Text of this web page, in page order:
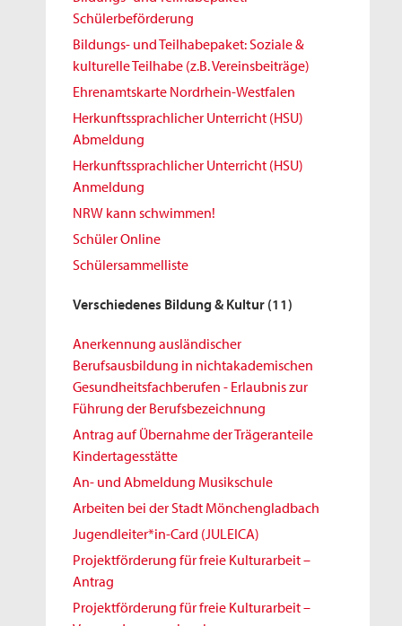
Schülerbeförderung
Bildungs- und Teilhabepaket: Soziale &
kulturelle Teilhabe (z.B. Vereinsbeiträge)
Ehrenamtskarte Nordrhein-Westfalen
Herkunftssprachlicher Unterricht (HSU)
Abmeldung
Herkunftssprachlicher Unterricht (HSU)
Anmeldung
NRW kann schwimmen!
Schüler Online
Schülersammelliste
Verschiedenes Bildung & Kultur (11)
Anerkennung ausländischer
Berufsausbildung in nichtakademischen
Gesundheitsfachberufen - Erlaubnis zur
Führung der Berufsbezeichnung
Antrag auf Übernahme der Trägeranteile
Kindertagesstätte
An- und Abmeldung Musikschule
Arbeiten bei der Stadt Mönchengladbach
Jugendleiter*in-Card (JULEICA)
Projektförderung für freie Kulturarbeit –
Antrag
Projektförderung für freie Kulturarbeit –